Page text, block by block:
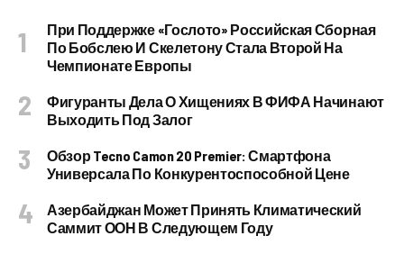
При Поддержке «Гослото» Российская Сборная
По Бобслею И Скелетону Стала Второй На
Чемпионате Европы
Фигуранты Дела О Хищениях В ФИФА Начинают
Выходить Под Залог
Обзор Tecno Camon 20 Premier: Смартфона
Универсала По Конкурентоспособной Цене
Азербайджан Может Принять Климатический
Саммит ООН В Следующем Году